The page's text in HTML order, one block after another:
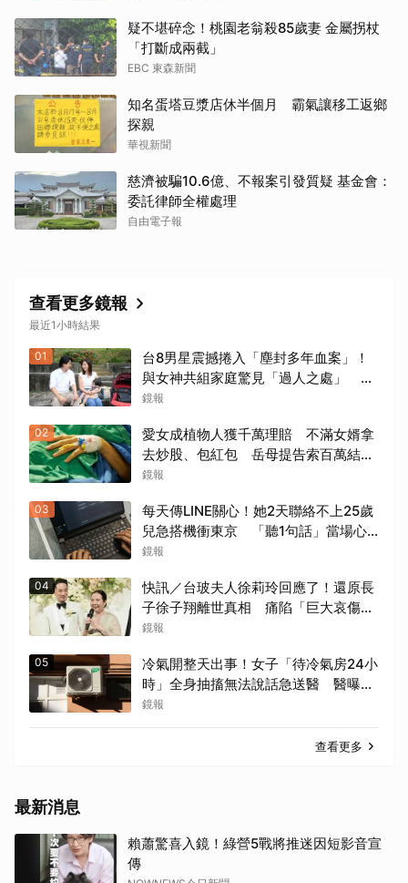
疑不堪碎念！桃園老翁殺85歲妻 金屬拐杖
「打斷成兩截」
EBC 東森新聞
知名蛋塔豆漿店休半個月 霸氣讓移工返鄉
探親
華視新聞
慈濟被騙10.6億、不報案引發質疑 基金會：
委託律師全權處理
自由電子報
查看更多鏡報
最近1小時結果
01
台8男星震撼捲入「塵封多年血案」！
與女神共組家庭驚見「過人之處」 抱
軟萌女娃動念再拚一胎
鏡報
02
愛女成植物人獲千萬理賠 不滿女婿拿
去炒股、包紅包 岳母提告索百萬結局
出爐
鏡報
03
每天傳LINE關心！她2天聯絡不上25歲
兒急搭機衝東京 「聽1句話」當場心
碎...結局看哭網
鏡報
04
快訊／台玻夫人徐莉玲回應了！還原長
子徐子翔離世真相 痛陷「巨大哀傷」
足不出戶
鏡報
05
冷氣開整天出事！女子「待冷氣房24小
時」全身抽搐無法說話急送醫 醫曝關
鍵原因
鏡報
查看更多
最新消息
賴蕭驚喜入鏡！綠營5戰將推迷因短影音宣
傳